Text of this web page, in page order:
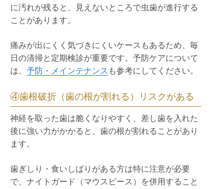
に汚れが残ると、見えないところで虫歯が進行する
ことがあります。
痛みが出にくく気づきにくいケースもあるため、毎
日の清掃と定期検診が重要です。予防ケアについて
は、 予防・メインテナンス も参考にしてください。
④歯根破折（歯の根が割れる）リスクがある
神経を取った歯は脆くなりやすく、差し歯を入れた
後に強い力がかかると、歯の根が割れることがあり
ます。
歯ぎしり・食いしばりがある方は特に注意が必要
で、ナイトガード（マウスピース）を併用すること